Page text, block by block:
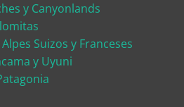
y Canyonlands
Suizos y Franceses
y Uyuni